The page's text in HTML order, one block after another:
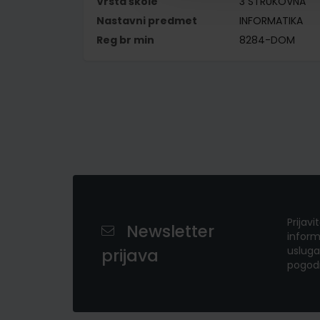
Nastavni predmet
INFORMATIKA
Reg br min
8284-DOM
Newsletter
prijava